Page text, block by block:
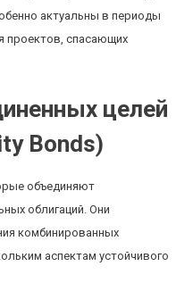
актуальны в периоды
проектов, спасающих
целей
Bonds)
объединяют
облигаций. Они
комбинированных
аспектам устойчивого